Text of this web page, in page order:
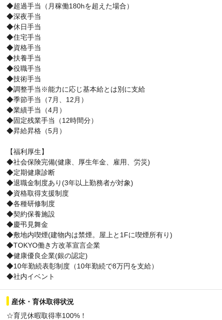
◆超過手当（月稼働180hを超えた場合）
◆深夜手当
◆休日手当
◆住宅手当
◆資格手当
◆扶養手当
◆役職手当
◆技術手当
◆調整手当※能力に応じ基本給とは別に支給
◆季節手当（7月、12月）
◆業績手当（4月）
◆固定残業手当（12時間分）
◆昇給昇格（5月）
【福利厚生】
◆社会保険完備(健康、厚生年金、雇用、労災)
◆定期健康診断
◆退職金制度あり(3年以上勤務者が対象)
◆資格取得支援制度
◆各種研修制度
◆契約保養施設
◆慶弔見舞金
◆敷地内喫煙(建物内は禁煙。屋上と1Fに喫煙所有り)
◆TOKYO働き方改革宣言企業
◆健康優良企業(銀の認定)
◆10年勤続表彰制度（10年勤続で8万円を支給）
◆社内イベント
産休・育休取得状況
☆育児休暇取得率100%！